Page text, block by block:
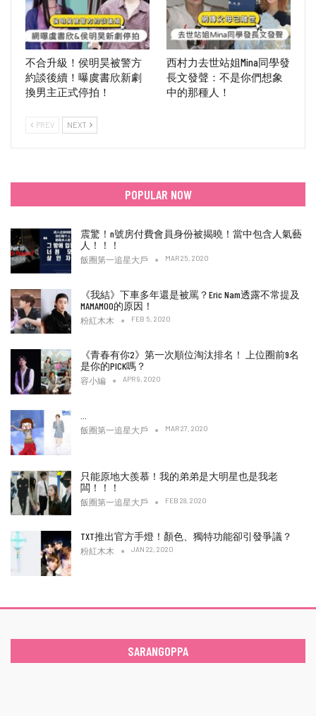
不合升級！侯明昊被警方
約談後續！曝虞書欣新劇
換男主正式停拍！
西村力去世站姐Mina同學發
長文發聲：不是你們想象
中的那種人！
PREV NEXT
POPULAR NOW
震驚！n號房付費會員身份被揭曉！當中包含人氣藝
人！！！
飯圈第一追星大戶 MAR 25, 2020
《我結》下車多年還是被罵？Eric Nam透露不常提及
MAMAMOO的原因！
粉紅木木 FEB 5, 2020
《青春有你2》第一次順位淘汰排名！ 上位圈前9名
是你的PICK嗎？
容小編 APR 9, 2020
飯圈第一追星大戶 MAR 27, 2020
只能原地大羨慕！我的弟弟是大明星也是我老
闆！！！
飯圈第一追星大戶 FEB 28, 2020
TXT推出官方手燈！顏色、獨特功能卻引發爭議？
粉紅木木 JAN 22, 2020
SARANGOPPA